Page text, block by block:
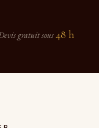
gratuit sous48 h